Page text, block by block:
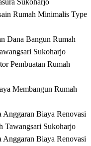
Sukoharjo
Rumah Minimalis Type
Dana Bangun Rumah
Sukoharjo
Pembuatan Rumah
Membangun Rumah
Anggaran Biaya Renovasi
Tawangsari Sukoharjo
Anggaran Biaya Renovasi